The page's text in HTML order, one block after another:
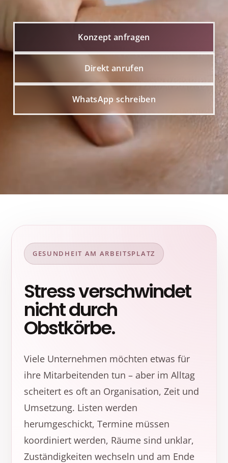
Konzept anfragen
Direkt anrufen
WhatsApp schreiben
GESUNDHEIT AM ARBEITSPLATZ
Stress verschwindet
nicht durch
Obstkörbe.
Viele Unternehmen möchten etwas für
ihre Mitarbeitenden tun – aber im Alltag
scheitert es oft an Organisation, Zeit und
Umsetzung. Listen werden
herumgeschickt, Termine müssen
koordiniert werden, Räume sind unklar,
Zuständigkeiten wechseln und am Ende